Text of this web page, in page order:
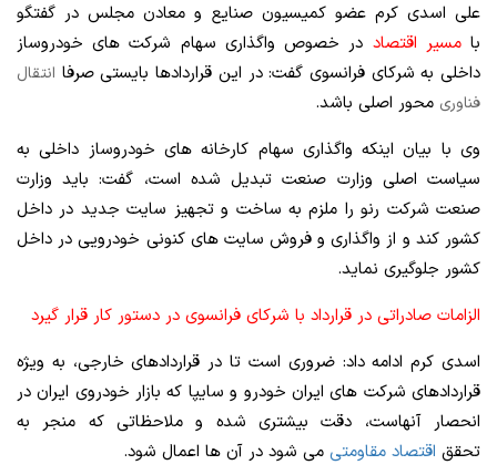
علی اسدی کرم عضو کمیسیون صنایع و معادن مجلس در گفتگو
بامسیر اقتصاد در خصوص واگذاری سهام شرکت های خودروساز
داخلی به شرکای فرانسوی گفت: در این قراردادها بایستی صرفا انتقال
فناوری محور اصلی باشد.
وی با بیان اینکه واگذاری سهام کارخانه های خودروساز داخلی به
سیاست اصلی وزارت صنعت تبدیل شده است، گفت: باید وزارت
صنعت شرکت رنو را ملزم به ساخت و تجهیز سایت جدید در داخل
کشور کند و از واگذاری و فروش سایت های کنونی خودرویی در داخل
کشور جلوگیری نماید.
الزامات صادراتی در قرارداد با شرکای فرانسوی در دستور کار قرار گیرد
اسدی کرم ادامه داد: ضروری است تا در قراردادهای خارجی، به ویژه
قراردادهای شرکت های ایران خودرو و سایپا که بازار خودروی ایران در
انحصار آنهاست، دقت بیشتری شده و ملاحظاتی که منجر به
تحقق اقتصاد مقاومتی می شود در آن ها اعمال شود.